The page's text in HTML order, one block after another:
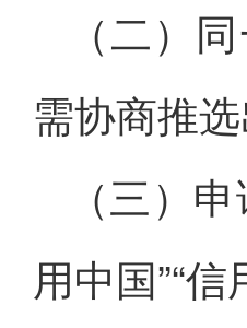
（二）
需协商推
（三）
用中国”“